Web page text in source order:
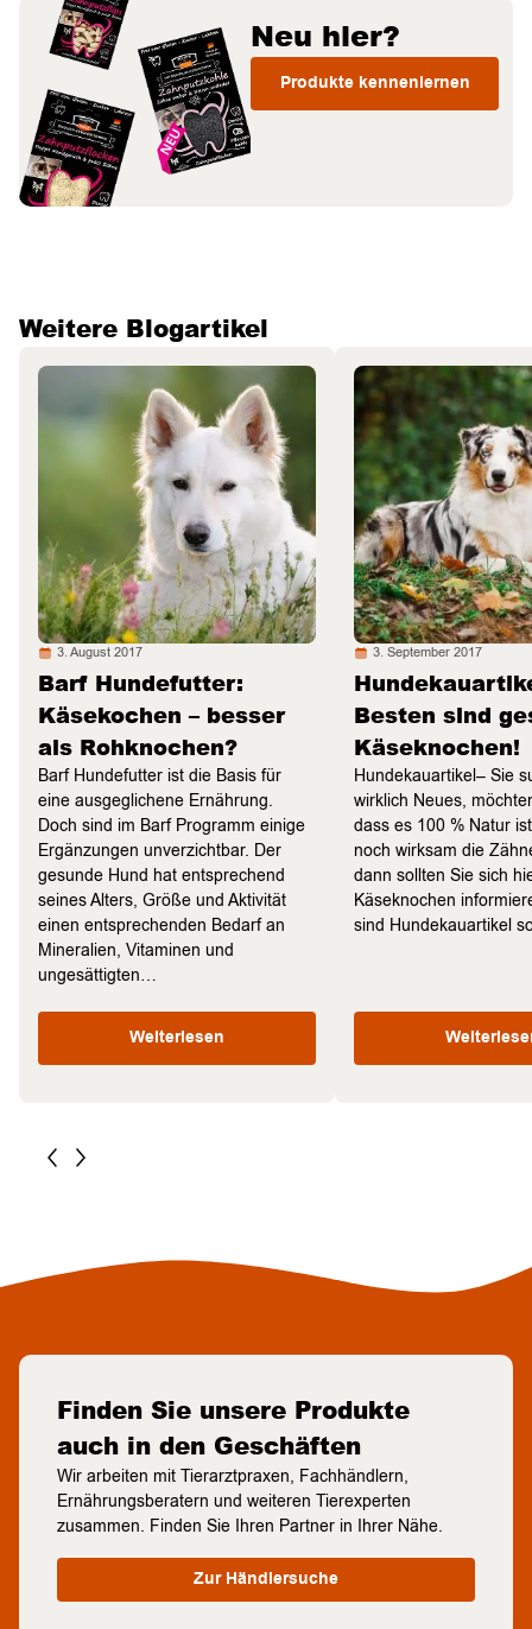
Neu hier?
Produkte kennenlernen
Weitere Blogartikel
3. August 2017
Barf Hundefutter:
Käsekochen – besser
als Rohknochen?
Barf Hundefutter ist die Basis für
eine ausgeglichene Ernährung.
Doch sind im Barf Programm einige
Ergänzungen unverzichtbar. Der
gesunde Hund hat entsprechend
seines Alters, Größe und Aktivität
einen entsprechenden Bedarf an
Mineralien, Vitaminen und
ungesättigten…
Weiterlesen
3. September 2017
Besten sind
Käseknochen!
Hundekauartikel– Sie
wirklich Neues,
dass es 100 % Natur
noch wirksam die
dann sollten Sie sich
Käseknochen
sind Hundekauartikel
Finden Sie unsere Produkte
auch in den Geschäften
Wir arbeiten mit Tierarztpraxen, Fachhändlern,
Ernährungsberatern und weiteren Tierexperten
zusammen. Finden Sie Ihren Partner in Ihrer Nähe.
Zur Händlersuche